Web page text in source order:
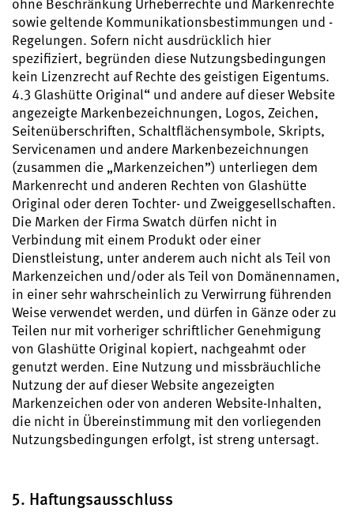
sowie geltende Kommunikationsbestimmungen und -
Regelungen. Sofern nicht ausdrücklich hier
spezifiziert, begründen diese Nutzungsbedingungen
kein Lizenzrecht auf Rechte des geistigen Eigentums.
4.3 Glashütte Original“ und andere auf dieser Website
angezeigte Markenbezeichnungen, Logos, Zeichen,
Seitenüberschriften, Schaltflächensymbole, Skripts,
Servicenamen und andere Markenbezeichnungen
(zusammen die „Markenzeichen”) unterliegen dem
Markenrecht und anderen Rechten von Glashütte
Original oder deren Tochter- und Zweiggesellschaften.
Die Marken der Firma Swatch dürfen nicht in
Verbindung mit einem Produkt oder einer
Dienstleistung, unter anderem auch nicht als Teil von
Markenzeichen und/oder als Teil von Domänennamen,
in einer sehr wahrscheinlich zu Verwirrung führenden
Weise verwendet werden, und dürfen in Gänze oder zu
Teilen nur mit vorheriger schriftlicher Genehmigung
von Glashütte Original kopiert, nachgeahmt oder
genutzt werden. Eine Nutzung und missbräuchliche
Nutzung der auf dieser Website angezeigten
Markenzeichen oder von anderen Website-Inhalten,
die nicht in Übereinstimmung mit den vorliegenden
Nutzungsbedingungen erfolgt, ist streng untersagt.
5. Haftungsausschluss